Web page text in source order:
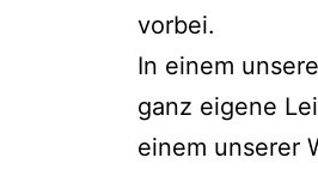
vorbei.
In einem
ganz eigene
einem unserer